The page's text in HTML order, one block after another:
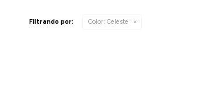
Filtrando por: Color: Celeste